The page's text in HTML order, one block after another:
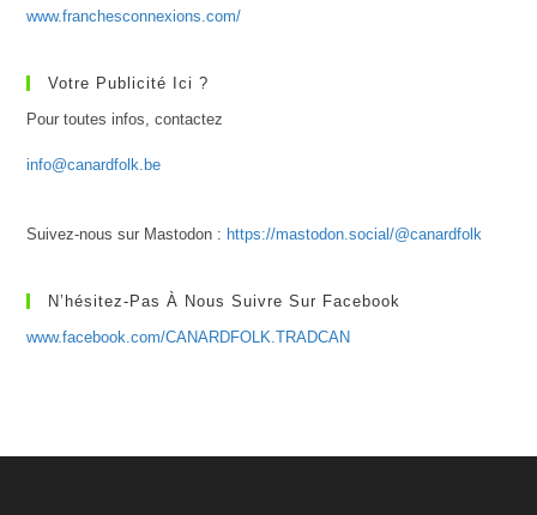
www.franchesconnexions.com/
Votre Publicité Ici ?
Pour toutes infos, contactez
info@canardfolk.be
Suivez-nous sur Mastodon : https://mastodon.social/@canardfolk
N’hésitez-Pas À Nous Suivre Sur Facebook
www.facebook.com/CANARDFOLK.TRADCAN